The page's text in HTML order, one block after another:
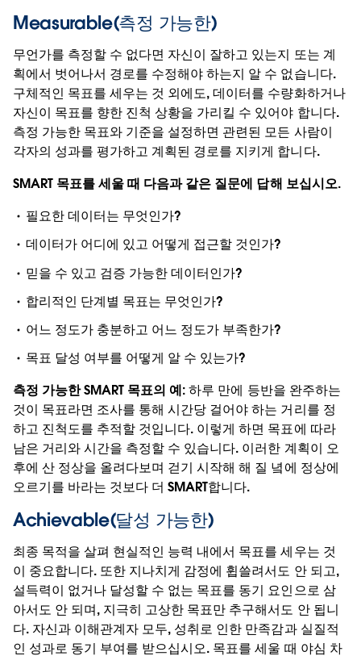
Measurable(측정 가능한)
무언가를 측정할 수 없다면 자신이 잘하고 있는지 또는 계
획에서 벗어나서 경로를 수정해야 하는지 알 수 없습니다.
구체적인 목표를 세우는 것 외에도, 데이터를 수량화하거나
자신이 목표를 향한 진척 상황을 가리킬 수 있어야 합니다.
측정 가능한 목표와 기준을 설정하면 관련된 모든 사람이
각자의 성과를 평가하고 계획된 경로를 지키게 합니다.
SMART 목표를 세울 때 다음과 같은 질문에 답해 보십시오.
필요한 데이터는 무엇인가?
데이터가 어디에 있고 어떻게 접근할 것인가?
믿을 수 있고 검증 가능한 데이터인가?
합리적인 단계별 목표는 무엇인가?
어느 정도가 충분하고 어느 정도가 부족한가?
목표 달성 여부를 어떻게 알 수 있는가?
측정 가능한 SMART 목표의 예:하루 만에 등반을 완주하는
것이 목표라면 조사를 통해 시간당 걸어야 하는 거리를 정
하고 진척도를 추적할 것입니다. 이렇게 하면 목표에 따라
남은 거리와 시간을 측정할 수 있습니다. 이러한 계획이 오
후에 산 정상을 올려다보며 걷기 시작해 해 질 녘에 정상에
오르기를 바라는 것보다 더 SMART합니다.
Achievable(달성 가능한)
최종 목적을 살펴 현실적인 능력 내에서 목표를 세우는 것
이 중요합니다. 또한 지나치게 감정에 휩쓸려서도 안 되고,
설득력이 없거나 달성할 수 없는 목표를 동기 요인으로 삼
아서도 안 되며, 지극히 고상한 목표만 추구해서도 안 됩니
다. 자신과 이해관계자 모두, 성취로 인한 만족감과 실질적
인 성과로 동기 부여를 받으십시오. 목표를 세울 때 야심 차